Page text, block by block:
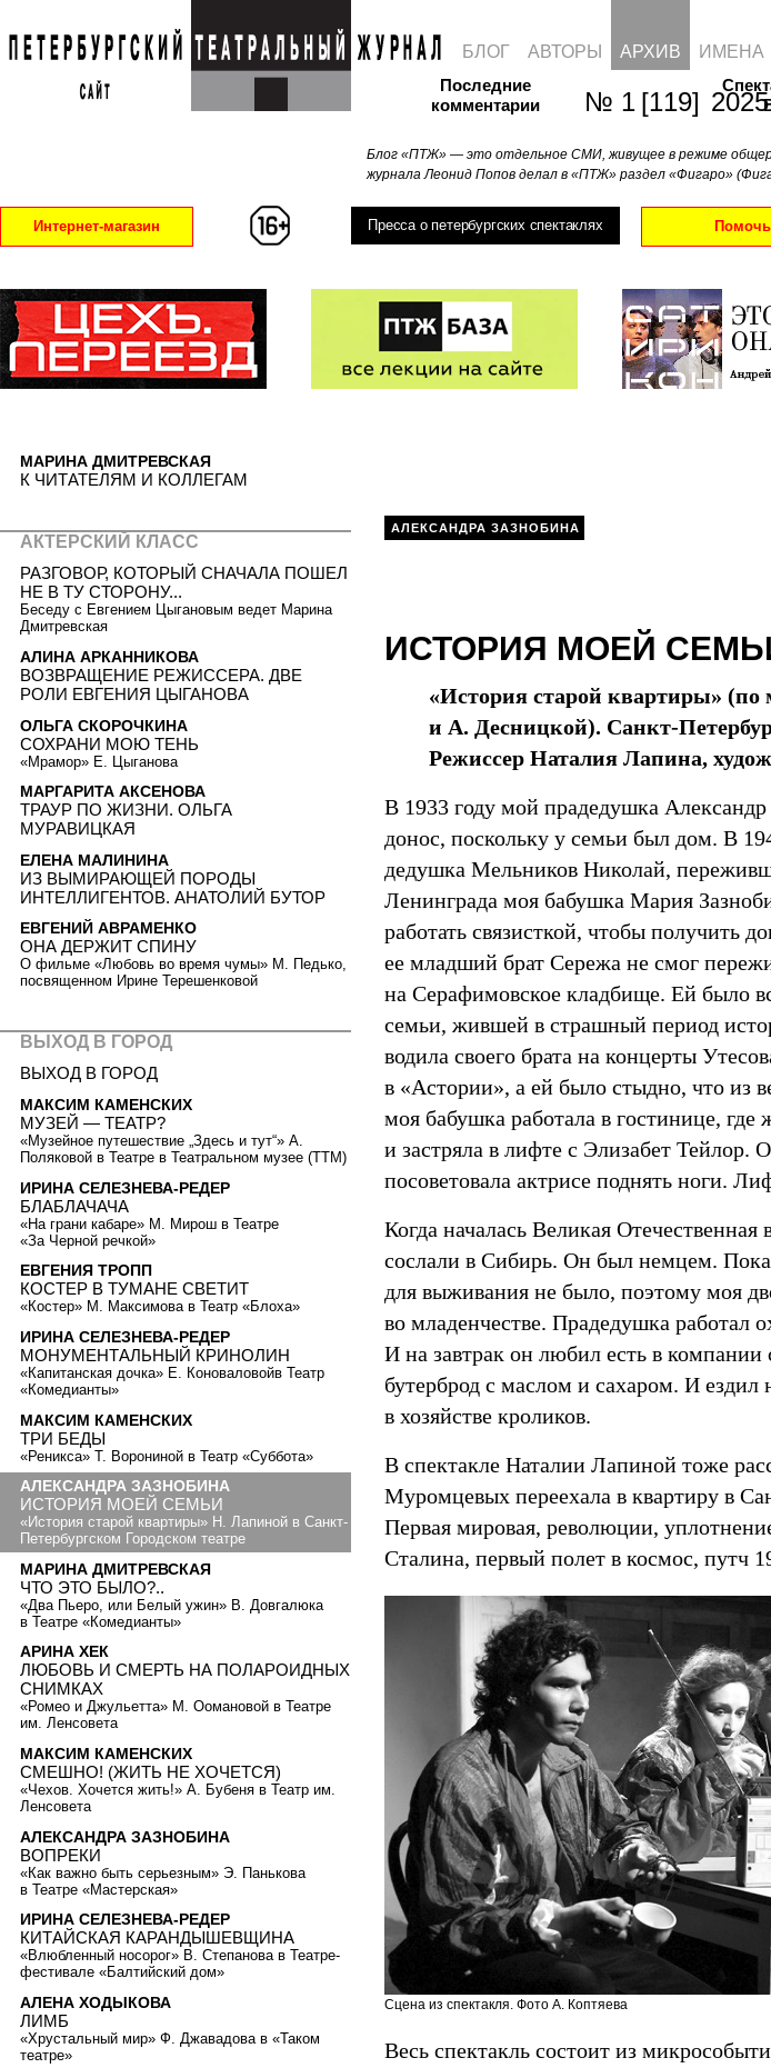
№ 1 [119] 2025
Последние
комментарии
Блог «ПТЖ» — это отдельное СМИ, живущее в режиме
журнала Леонид Попов делал в «ПТЖ» раздел «Фигаро»
Интернет-магазин Пресса о петербургских спектаклях
БЛОГ АВТОРЫ АРХИВ ИМЕНА
АЛЕКСАНДРА ЗАЗНОБИНА
ИСТОРИЯ МОЕЙ
«История старой квартиры»
и А. Десницкой). Санкт-
Режиссер Наталия Лапина,
В 1933 году мой прадедушка
донос, поскольку у семьи был дом. В
дедушка Мельников Николай,
Ленинграда моя бабушка Мария
работать связисткой, чтобы получить
ее младший брат Сережа не смог
на Серафимовское кладбище. Ей было
семьи, жившей в страшный период
водила своего брата на концерты
в «Астории», а ей было стыдно, что из
моя бабушка работала в гостинице,
и застряла в лифте с Элизабет
посоветовала актрисе поднять ноги.
Когда началась Великая
сослали в Сибирь. Он был немцем.
для выживания не было, поэтому моя
во младенчестве. Прадедушка работал
И на завтрак он любил есть в
бутерброд с маслом и сахаром. И
в хозяйстве кроликов.
В спектакле Наталии Лапиной тоже
Муромцевых переехала в квартиру в
Первая мировая, революции,
Сталина, первый полет в космос, путч
Сцена из спектакля. Фото А. Коптяева
Весь спектакль состоит из
МАРИНА ДМИТРЕВСКАЯ
К ЧИТАТЕЛЯМ И КОЛЛЕГАМ
АКТЕРСКИЙ КЛАСС
РАЗГОВОР, КОТОРЫЙ СНАЧАЛА ПОШЕЛ
НЕ В ТУ СТОРОНУ...
Беседу с Евгением Цыгановым ведет Марина
Дмитревская
АЛИНА АРКАННИКОВА
ВОЗВРАЩЕНИЕ РЕЖИССЕРА. ДВЕ
РОЛИ ЕВГЕНИЯ ЦЫГАНОВА
ОЛЬГА СКОРОЧКИНА
СОХРАНИ МОЮ ТЕНЬ
«Мрамор» Е. Цыганова
МАРГАРИТА АКСЕНОВА
ТРАУР ПО ЖИЗНИ. ОЛЬГА
МУРАВИЦКАЯ
ЕЛЕНА МАЛИНИНА
ИЗ ВЫМИРАЮЩЕЙ ПОРОДЫ
ИНТЕЛЛИГЕНТОВ. АНАТОЛИЙ БУТОР
ЕВГЕНИЙ АВРАМЕНКО
ОНА ДЕРЖИТ СПИНУ
О фильме «Любовь во время чумы» М. Педько,
посвященном Ирине Терешенковой
ВЫХОД В ГОРОД
ВЫХОД В ГОРОД
МАКСИМ КАМЕНСКИХ
МУЗЕЙ — ТЕАТР?
«Музейное путешествие „Здесь и тут“» А.
Поляковой в Театре в Театральном музее (ТТМ)
ИРИНА СЕЛЕЗНЕВА-РЕДЕР
БЛАБЛАЧАЧА
«На грани кабаре» М. Мирош в Театре
«За Черной речкой»
ЕВГЕНИЯ ТРОПП
КОСТЕР В ТУМАНЕ СВЕТИТ
«Костер» М. Максимова в Театр «Блоха»
ИРИНА СЕЛЕЗНЕВА-РЕДЕР
МОНУМЕНТАЛЬНЫЙ КРИНОЛИН
«Капитанская дочка» Е. Коноваловойв Театр
«Комедианты»
МАКСИМ КАМЕНСКИХ
ТРИ БЕДЫ
«Реникса» Т. Ворониной в Театр «Суббота»
АЛЕКСАНДРА ЗАЗНОБИНА
ИСТОРИЯ МОЕЙ СЕМЬИ
«История старой квартиры» Н. Лапиной в Санкт-
Петербургском Городском театре
МАРИНА ДМИТРЕВСКАЯ
ЧТО ЭТО БЫЛО?..
«Два Пьеро, или Белый ужин» В. Довгалюка
в Театре «Комедианты»
АРИНА ХЕК
ЛЮБОВЬ И СМЕРТЬ НА ПОЛАРОИДНЫХ
СНИМКАХ
«Ромео и Джульетта» М. Оомановой в Театре
им. Ленсовета
МАКСИМ КАМЕНСКИХ
СМЕШНО! (ЖИТЬ НЕ ХОЧЕТСЯ)
«Чехов. Хочется жить!» А. Бубеня в Театр им.
Ленсовета
АЛЕКСАНДРА ЗАЗНОБИНА
ВОПРЕКИ
«Как важно быть серьезным» Э. Панькова
в Театре «Мастерская»
ИРИНА СЕЛЕЗНЕВА-РЕДЕР
КИТАЙСКАЯ КАРАНДЫШЕВЩИНА
«Влюбленный носорог» В. Степанова в Театре-
фестивале «Балтийский дом»
АЛЕНА ХОДЫКОВА
ЛИМБ
«Хрустальный мир» Ф. Джавадова в «Таком
театре»